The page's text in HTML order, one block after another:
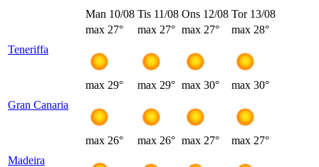
Man 10/08 Tis 11/08 Ons 12/08 Tor 13/08
Teneriffa
max 27° max 27° max 27° max 28°
Gran Canaria
max 29° max 29° max 30° max 30°
Madeira
max 26° max 26° max 27° max 27°